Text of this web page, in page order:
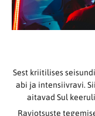
Sest kriitilises
abi ja intensiivravi.
aitavad Sul
Raviotsuste